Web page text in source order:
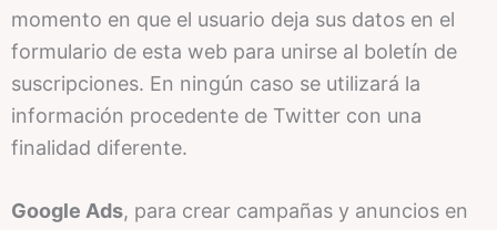
momento en que el usuario deja sus datos en el
formulario de esta web para unirse al boletín de
suscripciones. En ningún caso se utilizará la
información procedente de Twitter con una
finalidad diferente.
Google Ads, para crear campañas y anuncios en